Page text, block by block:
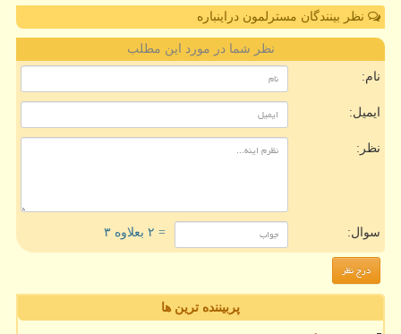
نظر بینندگان مسترلمون دراینباره
نظر شما در مورد این مطلب
نام:
ایمیل:
نظر:
سوال: = ۲ بعلاوه ۳
پربیننده ترین ها